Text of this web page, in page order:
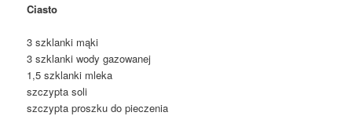
Ciasto
3 szklanki mąki
3 szklanki wody gazowanej
1,5 szklanki mleka
szczypta soli
szczypta proszku do pieczenia